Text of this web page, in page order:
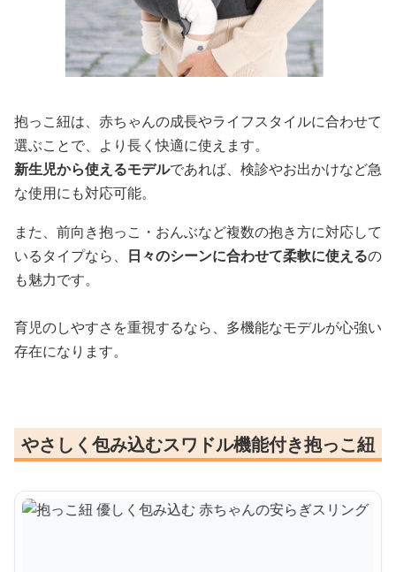
抱っこ紐は、赤ちゃんの成長やライフスタイルに合わせて
選ぶことで、より長く快適に使えます。
新生児から使えるモデルであれば、検診やお出かけなど急
な使用にも対応可能。
また、前向き抱っこ・おんぶなど複数の抱き方に対応して
いるタイプなら、 日々のシーンに合わせて柔軟に使えるの
も魅力です。
育児のしやすさを重視するなら、多機能なモデルが心強い
存在になります。
やさしく包み込むスワドル機能付き抱っこ紐